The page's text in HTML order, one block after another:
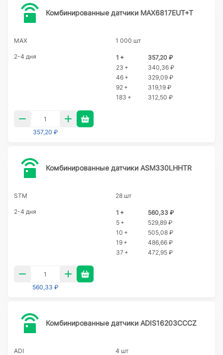
Комбинированные датчики MAX6817EUT+T
MAX 1 000 шт
2-4 дня 1 +
357,20 ₽
23 +
340,36 ₽
46 +
329,09 ₽
92 +
319,19 ₽
183 +
312,50 ₽
357,20 ₽
Комбинированные датчики ASM330LHHTR
STM 28 шт
2-4 дня 1 +
560,33 ₽
5 +
529,89 ₽
10 +
505,08 ₽
19 +
486,66 ₽
37 +
472,95 ₽
560,33 ₽
Комбинированные датчики ADIS16203CCCZ
ADI 4 шт